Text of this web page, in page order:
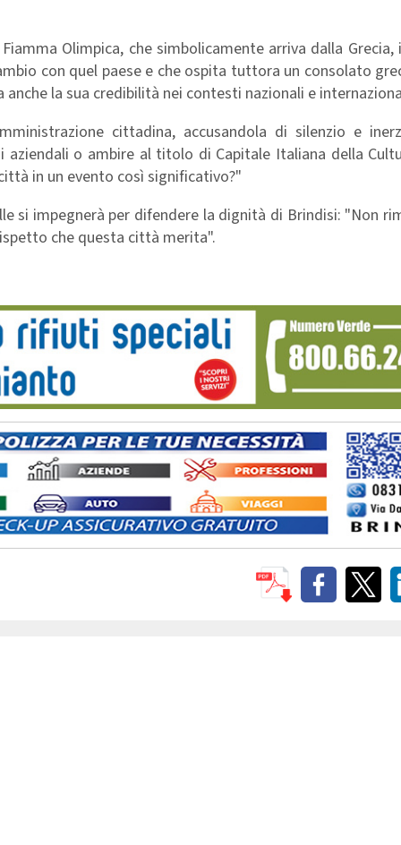
Olimpica, che simbolicamente arriva dalla Grecia,
con quel paese e che ospita tuttora un consolato
la sua credibilità nei contesti nazionali e
cittadina, accusandola di silenzio e
o ambire al titolo di Capitale Italiana della
in un evento così significativo?"
si impegnerà per difendere la dignità di Brindisi: "Non
che questa città merita".